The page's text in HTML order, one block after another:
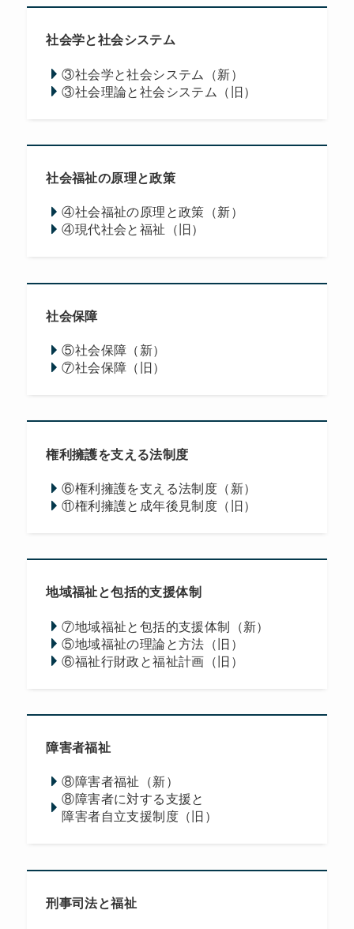
社会学と社会システム
③社会学と社会システム（新）
③社会理論と社会システム（旧）
社会福祉の原理と政策
④社会福祉の原理と政策（新）
④現代社会と福祉（旧）
社会保障
⑤社会保障（新）
⑦社会保障（旧）
権利擁護を支える法制度
⑥権利擁護を支える法制度（新）
⑪権利擁護と成年後見制度（旧）
地域福祉と包括的支援体制
⑦地域福祉と包括的支援体制（新）
⑤地域福祉の理論と方法（旧）
⑥福祉行財政と福祉計画（旧）
障害者福祉
⑧障害者福祉（新）
⑧障害者に対する支援と
障害者自立支援制度（旧）
刑事司法と福祉